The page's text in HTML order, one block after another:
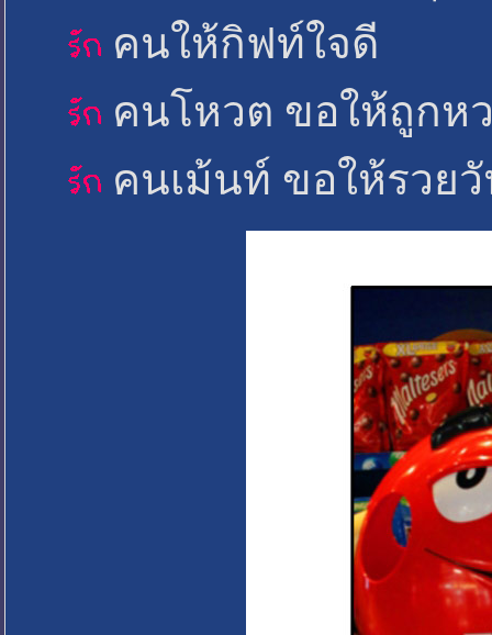
คนให้กิฟท์ใจดี
คนโหวต ขอให้ถูกห
คนเม้นท์ ขอให้รวย